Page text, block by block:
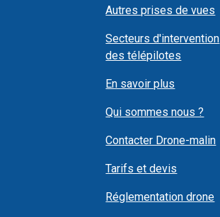
Autres prises de vues
Secteurs d'intervention
des télépilotes
En savoir plus
Qui sommes nous ?
Contacter Drone-malin
Tarifs et devis
Réglementation drone